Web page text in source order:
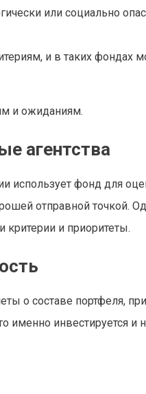
или социально
и в таких фондах
и ожиданиям.
агентства
фонд для
отправной точкой.
критерии и приоритеты.
о составе портфеля,
именно инвестируется